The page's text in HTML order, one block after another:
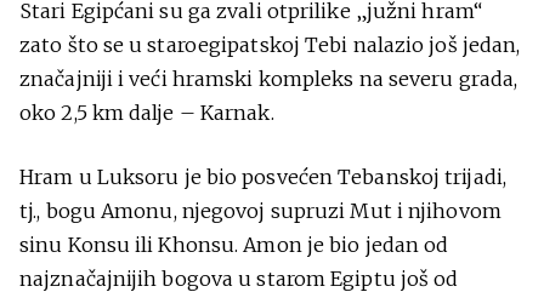
Stari Egipćani su ga zvali otprilike „južni hram“
zato što se u staroegipatskoj Tebi nalazio još jedan,
značajniji i veći hramski kompleks na severu grada,
oko 2,5 km dalje – Karnak.
Hram u Luksoru je bio posvećen Tebanskoj trijadi,
tj., bogu Amonu, njegovoj supruzi Mut i njihovom
sinu Konsu ili Khonsu. Amon je bio jedan od
najznačajnijih bogova u starom Egiptu još od